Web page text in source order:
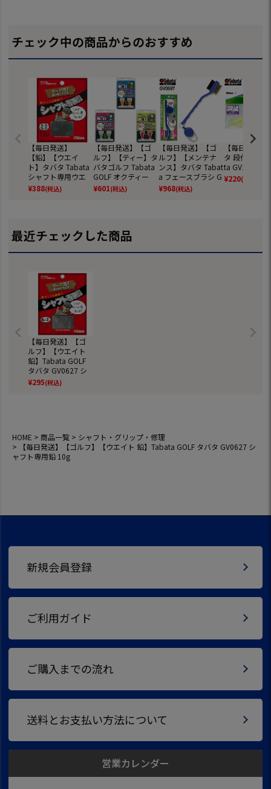
チェック中の商品からのおすすめ
【毎日発送】
【鉛】【ウエイ
ト】タバタ Tabata
シャフト専用ウエ
イト 鉛 Mix30 GV-0
¥388(税込)
【毎日発送】【ゴ
ルフ】【ティー】タ
バタゴルフ Tabata
GOLF オクティー
(S,M,L) GV1409
¥601(税込)
【毎日発送】【ゴ
ルフ】【メンテナ
ンス】タバタ Tabat
a フェースブラシ G
V0697【2種類のブ
ラシがセット
¥968(税込)
【毎日発送】
タ 段付ティー
ta GV1416
¥220(税込)
最近チェックした商品
【毎日発送】【ゴ
ルフ】【ウエイト
鉛】Tabata GOLF
タバタ GV0627 シ
ャフト専用鉛 10g
¥295(税込)
HOME 商品一覧
シャフト・グリップ・修理
【毎日発送】【ゴルフ】【ウエイト 鉛】Tabata GOLF タバタ GV0627 シ
ャフト専用鉛 10g
新規会員登録
ご利用ガイド
ご購入までの流れ
送料とお支払い方法について
営業カレンダー